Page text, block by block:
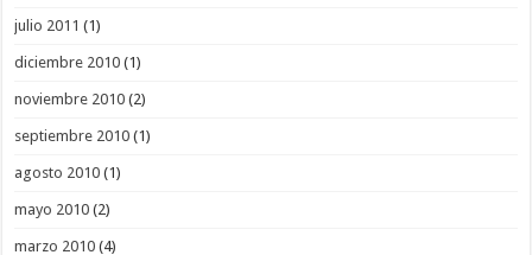
julio 2011 (1)
diciembre 2010 (1)
noviembre 2010 (2)
septiembre 2010 (1)
agosto 2010 (1)
mayo 2010 (2)
marzo 2010 (4)